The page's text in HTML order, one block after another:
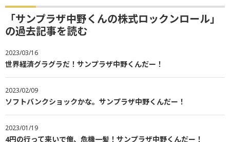
「サンプラザ中野くんの株式ロックンロール」
の過去記事を読む
2023/03/16
世界経済グラグラだ！サンプラザ中野くんだー！
2023/02/09
ソフトバンクショックかな。サンプラザ中野くんだー！
2023/01/19
4円の行って来いで俺、危機一髪！サンプラザ中野くんだー！